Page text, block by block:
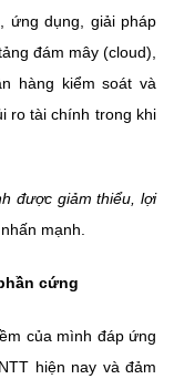
ứng dụng, giải pháp
đám mây (cloud),
hàng kiểm soát và
ro tài chính trong khi
được giảm thiểu, lợi
mạnh.
cứng
của mình đáp ứng
hiện nay và đảm